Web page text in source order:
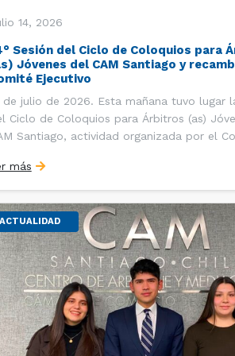
14, 2026
Sesión del Ciclo de Coloquios para
Jóvenes del CAM Santiago y
Ejecutivo
de julio de 2026. Esta mañana tuvo lugar
Ciclo de Coloquios para Árbitros (as)
Santiago, actividad organizada por el
y Relaciones Internacionales del
de que los integrantes […]
más
ACTUALIDAD